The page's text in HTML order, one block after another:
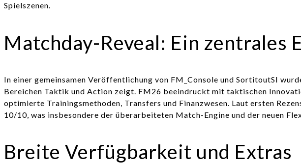
Spielszenen.
Matchday-Reveal: Ein zentrales
In einer gemeinsamen Veröffentlichung von FM_Console und SortitoutSI
Bereichen Taktik und Action zeigt. FM26 beeindruckt mit taktischen
optimierte Trainingsmethoden, Transfers und Finanzwesen. Laut ersten
10/10, was insbesondere der überarbeiteten Match-Engine und der neuen
Breite Verfügbarkeit und Extras